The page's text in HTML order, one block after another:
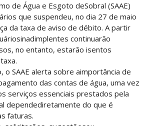
de Água e Esgoto deSobral (SAAE)
que suspendeu, no dia 27 de maio
da taxa de aviso de débito. A partir
continuarão
no entanto, estarão isentos
o SAAE alerta sobre aimportância de
das contas de água, uma vez
serviços essenciais prestados pela
dependediretamente do que é
faturas.